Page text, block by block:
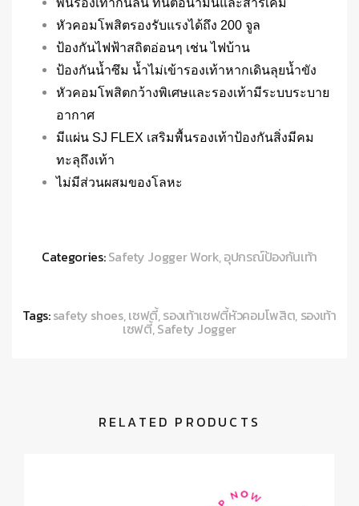
พื้นรองเท้ากันลื่น ทนต่อน้ำมันและสารเคมี
หัวคอมโพสิตรองรับแรงได้ถึง 200 จูล
ป้องกันไฟฟ้าสถิตอ่อนๆ เช่น ไฟบ้าน
ป้องกันน้ำซึม น้ำไม่เข้ารองเท้าหากเดินลุยน้ำขัง
หัวคอมโพสิตกว้างพิเศษและรองเท้ามีระบบระบาย
อากาศ
มีแผ่น SJ FLEX เสริมพื้นรองเท้าป้องกันสิ่งมีคม
ทะลุถึงเท้า
ไม่มีส่วนผสมของโลหะ
Categories:Safety Jogger Work,อุปกรณ์ป้องกันเท้า
Tags:safety shoes,เซฟตี้,รองเท้าเซฟตี้หัวคอมโพสิต, รองเท้า
เซฟตี้,Safety Jogger
RELATED PRODUCTS